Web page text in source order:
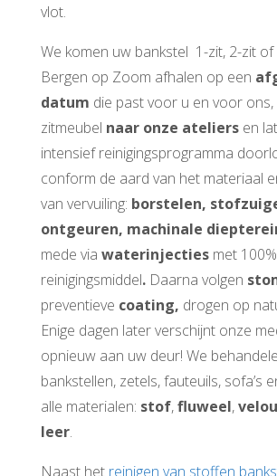
vlot.
We komen uw bankstel 1-zit, 2-zit of
Bergen op Zoom afhalen op een
datum die past voor u en voor
zitmeubel naar onze ateliersen
intensief reinigingsprogramma
conform de aard van het materiaal
van vervuiling: borstelen,
ontgeuren, machinale
mede via waterinjecties met
reinigingsmiddel. Daarna volgen
preventieve coating, drogen op
Enige dagen later verschijnt onze
opnieuw aan uw deur! We
bankstellen, zetels, fauteuils, sofa’s
alle materialen: stof,fluweel,
leer.
Naast het reinigen van stoffen